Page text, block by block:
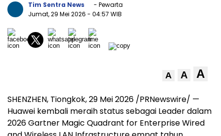
Tim Sentra News
- Pewarta
Jumat, 29 Mei 2026 - 04:57 WIB
A A A
SHENZHEN, Tiongkok, 29 Mei 2026 /PRNewswire/ —
Huawei kembali meraih status sebagai Leader dalam
2026 Gartner Magic Quadrant for Enterprise Wired